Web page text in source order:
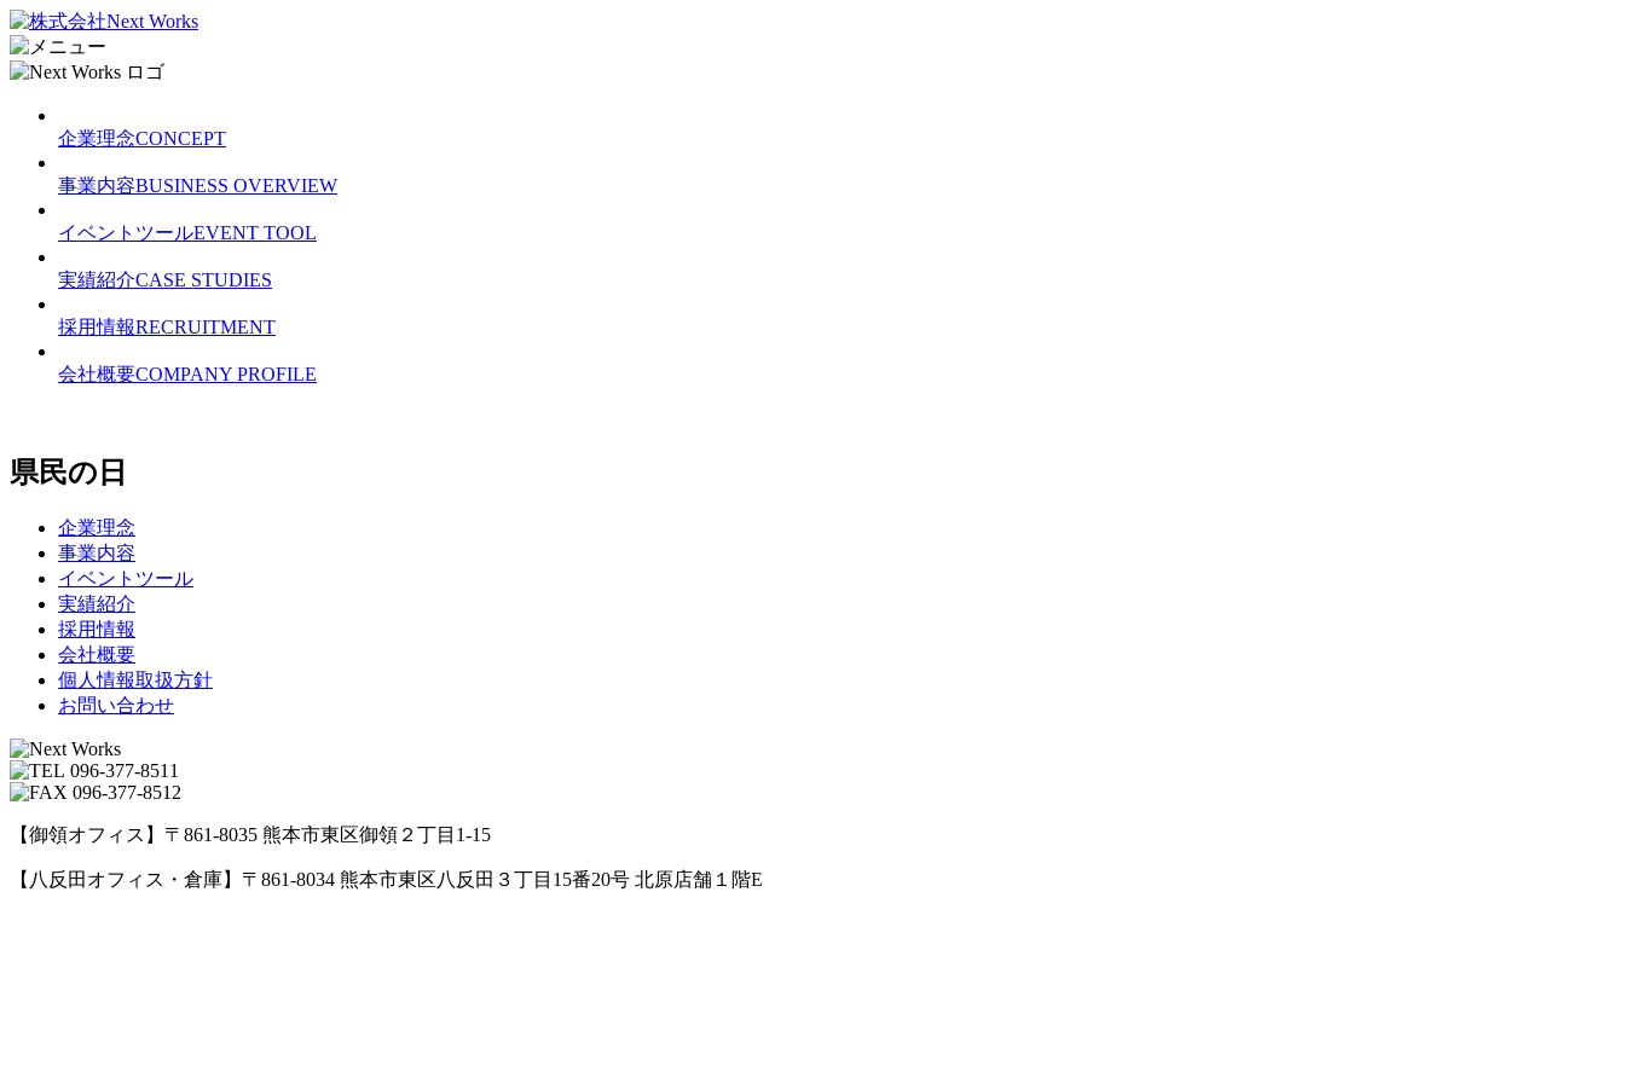
企業理念CONCEPT
事業内容BUSINESS OVERVIEW
イベントツールEVENT TOOL
実績紹介CASE STUDIES
採用情報RECRUITMENT
会社概要COMPANY PROFILE
県民の日
企業理念
事業内容
イベントツール
実績紹介
採用情報
会社概要
個人情報取扱方針
お問い合わせ
096-377-8511
096-377-8512
【御領オフィス】〒861-8035 熊本市東区御領２丁目1-15
【八反田オフィス・倉庫】〒861-8034 熊本市東区八反田３丁目15番20号 北原店舗１階E